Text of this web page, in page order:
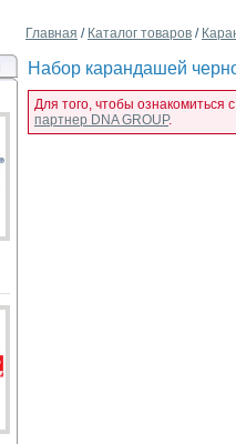
Главная / Каталог товаров /
Набор карандашей
Для того, чтобы
партнер DNA GROUP.